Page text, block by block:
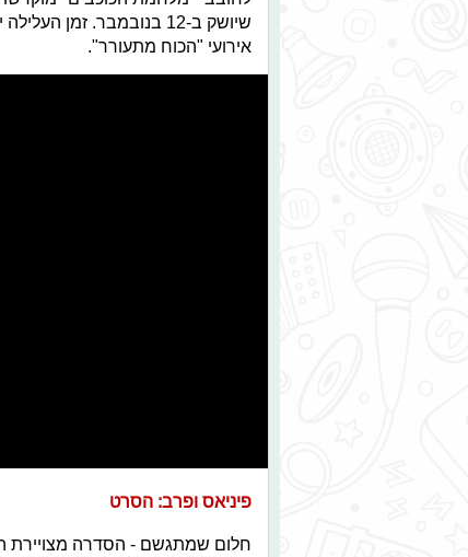
שיושק ב-12 בנובמבר.
אירועי "הכוח מתעורר".
פיניאס ופרב: הסרט
חלום שמתגשם - הסדרה מצויירת